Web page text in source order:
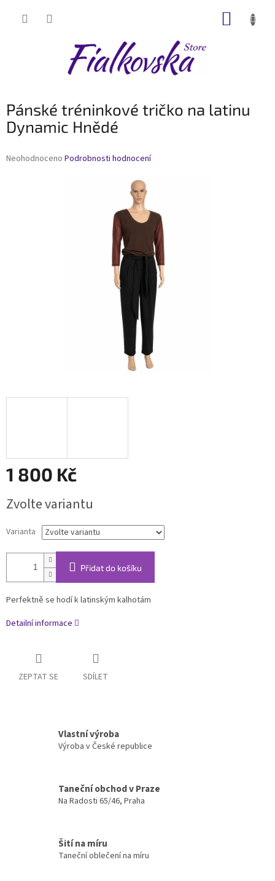
Pánské tréninkové tričko na latinu
Dynamic Hnědé
Průměrné
Neohodnoceno Podrobnosti hodnocení
1 800 Kč
cena:
Zvolte variantu
Varianta
Přidat do košíku
Perfektně se hodí k latinským kalhotám
Detailní informace
ZEPTAT SE SDÍLET
Vlastní výroba
Výroba v České republice
Taneční obchod v Praze
Na Radosti 65/46, Praha
Šití na míru
Taneční oblečení na míru